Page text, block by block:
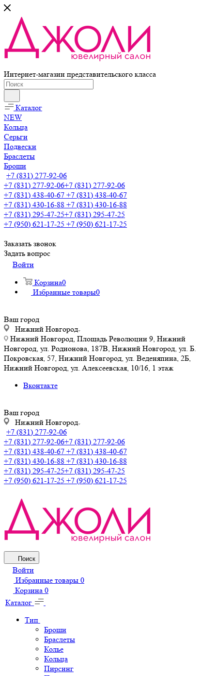
Интернет-магазин представительского класса
Каталог
NEW
Кольца
Серьги
Подвески
Браслеты
Броши
+7 (831) 277-92-06
+7 (831) 277-92-06+7 (831) 277-92-06
+7 (831) 438-40-67 +7 (831) 438-40-67
+7 (831) 430-16-88 +7 (831) 430-16-88
+7 (831) 295-47-25+7 (831) 295-47-25
+7 (950) 621-17-25 +7 (950) 621-17-25
Заказать звонок
Задать вопрос
Войти
Корзина0
Избранные товары0
Ваш город
Нижний Новгород
Нижний Новгород, Площадь Революции 9, Нижний
Новгород, ул. Родионова, 187В, Нижний Новгород, ул. Б.
Покровская, 57, Нижний Новгород, ул. Веденяпина, 2Б,
Нижний Новгород, ул. Алексеевская, 10/16, 1 этаж
Вконтакте
Ваш город
Нижний Новгород
+7 (831) 277-92-06
+7 (831) 277-92-06+7 (831) 277-92-06
+7 (831) 438-40-67 +7 (831) 438-40-67
+7 (831) 430-16-88 +7 (831) 430-16-88
+7 (831) 295-47-25+7 (831) 295-47-25
+7 (950) 621-17-25 +7 (950) 621-17-25
Поиск
Войти
Избранные товары 0
Корзина 0
Каталог
Тип
Броши
Браслеты
Колье
Кольца
Пирсинг